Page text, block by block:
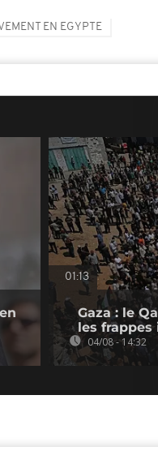
EN EGYPTE
01:13
Gaza : le
les frappes
04/08 - 14:32